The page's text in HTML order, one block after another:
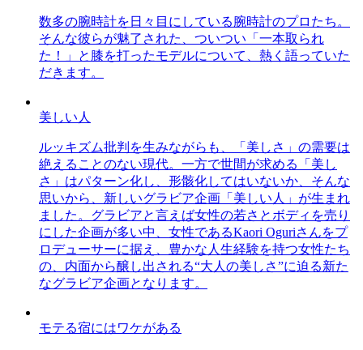
数多の腕時計を日々目にしている腕時計のプロたち。
そんな彼らが魅了された、ついつい「一本取られ
た！」と膝を打ったモデルについて、熱く語っていた
だきます。
美しい人
ルッキズム批判を生みながらも、「美しさ」の需要は
絶えることのない現代。一方で世間が求める「美し
さ」はパターン化し、形骸化してはいないか、そんな
思いから、新しいグラビア企画「美しい人」が生まれ
ました。グラビアと言えば女性の若さとボディを売り
にした企画が多い中、女性であるKaori Oguriさんをプ
ロデューサーに据え、豊かな人生経験を持つ女性たち
の、内面から醸し出される“大人の美しさ”に迫る新た
なグラビア企画となります。
モテる宿にはワケがある